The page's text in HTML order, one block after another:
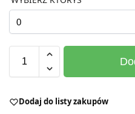
Dodaj do listy zakupów